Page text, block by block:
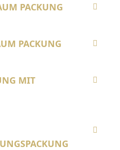
PACKUNG
PACKUNG
MIT